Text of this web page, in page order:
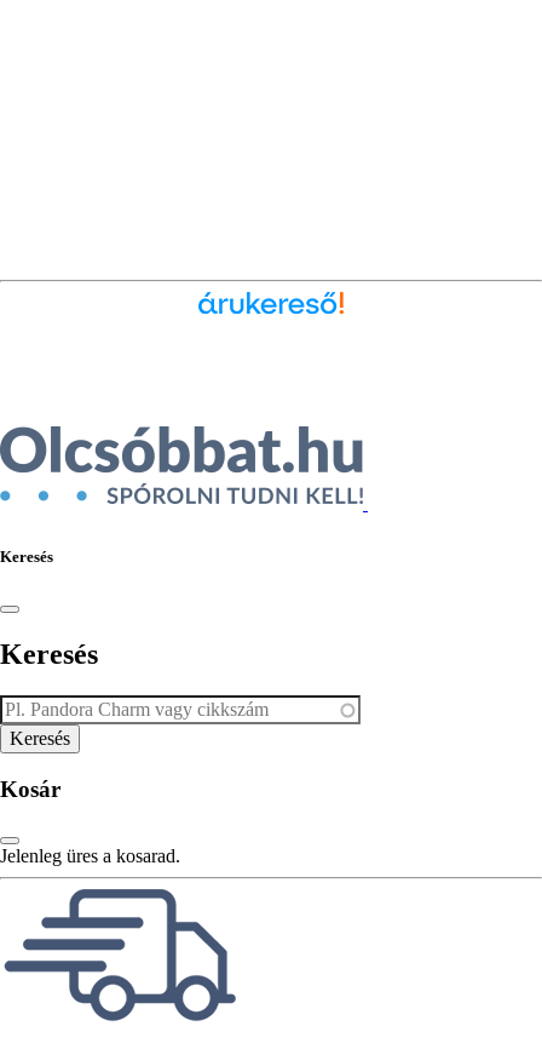
Keresés
Keresés
Kosár
Jelenleg üres a kosarad.